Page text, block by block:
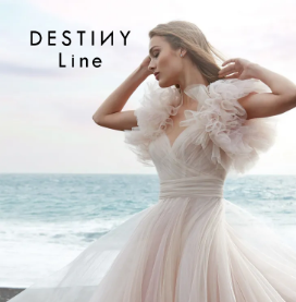
TOP
CONCEPT
COLLECTION